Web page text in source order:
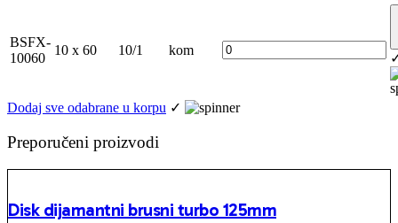
BSFX-
10060
10 x 60 10/1 kom
Dodaj sve odabrane u korpu ✓
Preporučeni proizvodi
Disk dijamantni brusni turbo 125mm